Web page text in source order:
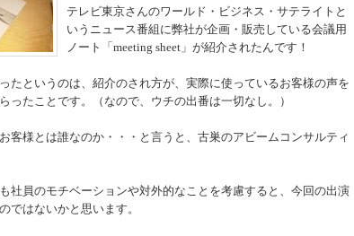
テレビ東京さんのワールド・ビジネス・サテライトと
いうニュース番組に弊社が企画・販売している会議用
ノート「meeting sheet」が紹介されたんです！
たというのは、紹介のされ方が、実際に使っているお客様の声を
ったことです。（なので、ウチの出番は一切なし。）
客様とは誰なのか・・・と言うと、古巣のアビームコンサルティ
社員のモチベーションや対外的なことを考慮すると、今回の出演
ではないかと思います。